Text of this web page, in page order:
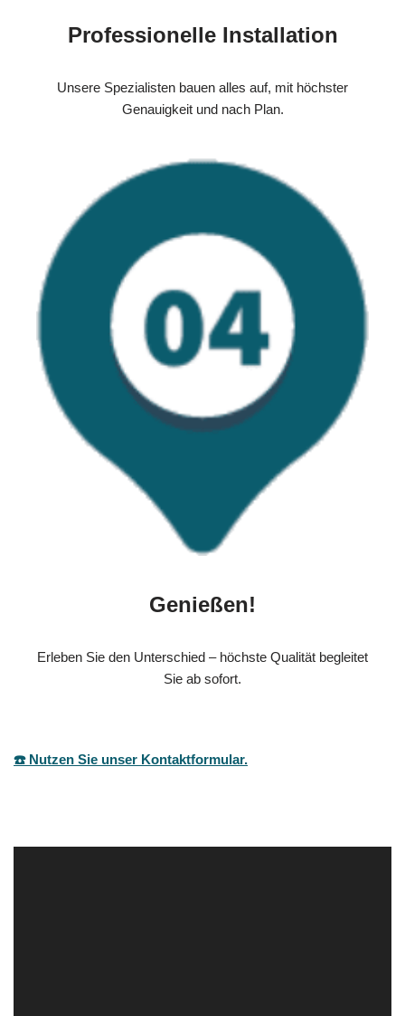
Professionelle Installation
Unsere Spezialisten bauen alles auf, mit höchster
Genauigkeit und nach Plan.
Genießen!
Erleben Sie den Unterschied – höchste Qualität begleitet
Sie ab sofort.
☎️ Nutzen Sie unser Kontaktformular.